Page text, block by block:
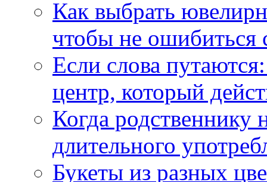
Как выбрать
чтобы не ошибиться
Если слова
центр, который
Когда
длительного
Букеты из разных